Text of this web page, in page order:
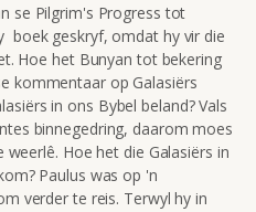
se Pilgrim's Progress tot
boek geskryf, omdat hy vir die
Hoe het Bunyan tot bekering
kommentaar op Galasiërs
ërs in ons Bybel beland? Vals
binnegedring, daarom moes
weerlê. Hoe het die Galasiërs in
Paulus was op 'n
verder te reis. Terwyl hy in